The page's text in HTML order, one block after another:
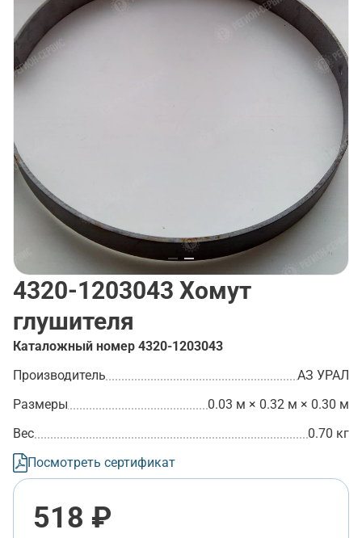
4320-1203043 Хомут
глушителя
Каталожный номер 4320-1203043
Производитель
АЗ УРАЛ
Размеры
0.03 м × 0.32 м × 0.30 м
Вес
0.70 кг
Посмотреть сертификат
518 ₽